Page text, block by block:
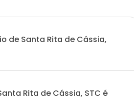
de Santa Rita de Cássia,
Rita de Cássia, STC é